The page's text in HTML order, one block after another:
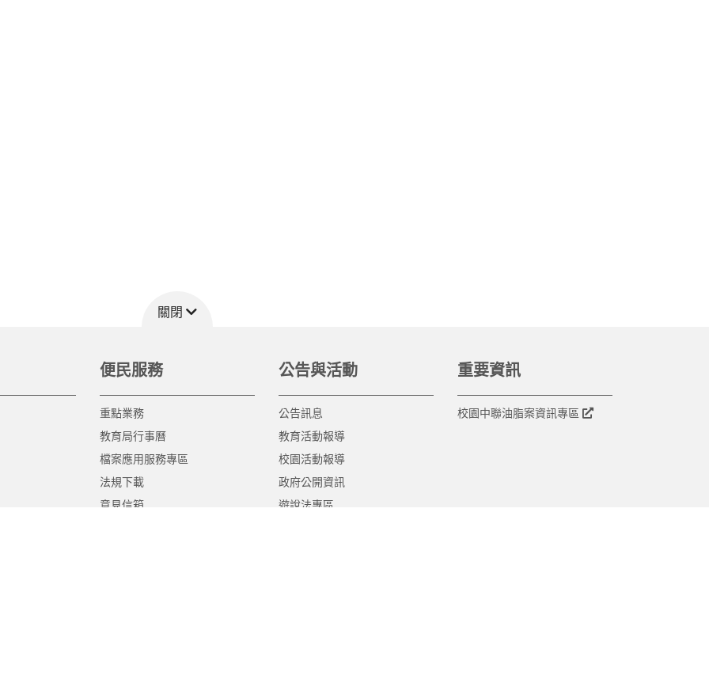
關閉
便民服務
重點業務
教育局行事曆
檔案應用服務專區
法規下載
意見信箱
公告與活動
公告訊息
教育活動報導
校園活動報導
政府公開資訊
遊說法專區
重要資訊
校園中聯油脂案資訊專區